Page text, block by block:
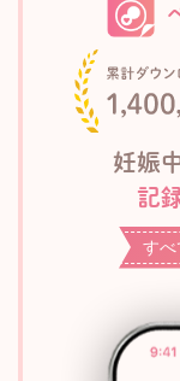
妊娠
記
すべ